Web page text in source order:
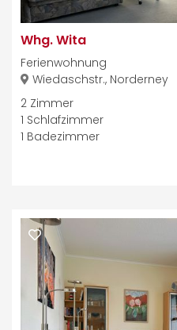
Whg. Wita
Ferienwohnung
Wiedaschstr., Norderney
2 Zimmer
1 Schlafzimmer
1 Badezimmer